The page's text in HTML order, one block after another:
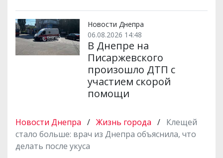
Новости Днепра
06.08.2026 14:48
В Днепре на
Писаржевского
произошло ДТП с
участием скорой
помощи
Новости Днепра / Жизнь города / Клещей
стало больше: врач из Днепра объяснила, что
делать после укуса